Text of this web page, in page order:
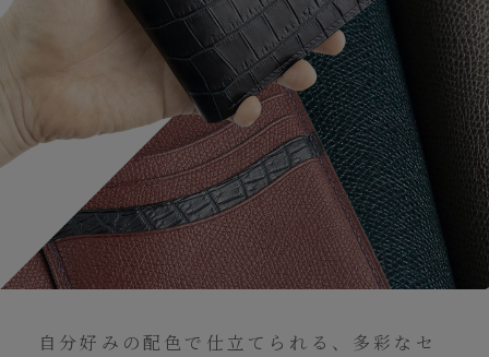
自分好みの配色で仕立てられる、多彩なセ